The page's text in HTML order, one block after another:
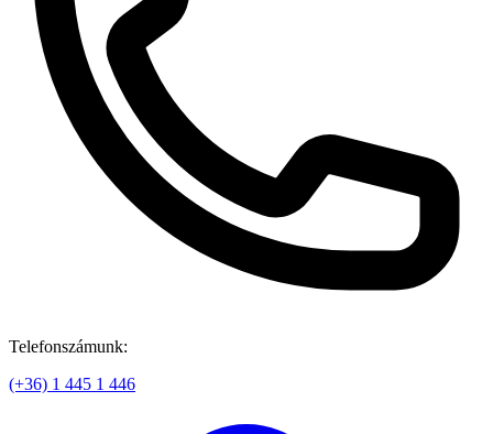
Telefonszámunk:
(+36) 1 445 1 446